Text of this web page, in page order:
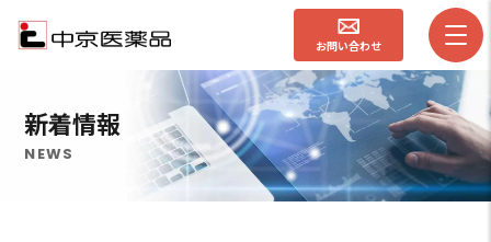
お問い合わせ
新着情報
NEWS